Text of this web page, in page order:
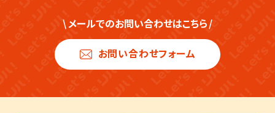
\メールでのお問い合わせはこちら/
お問い合わせフォーム